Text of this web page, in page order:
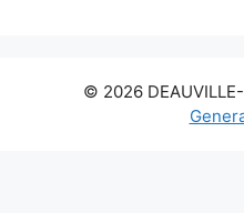
© 2026